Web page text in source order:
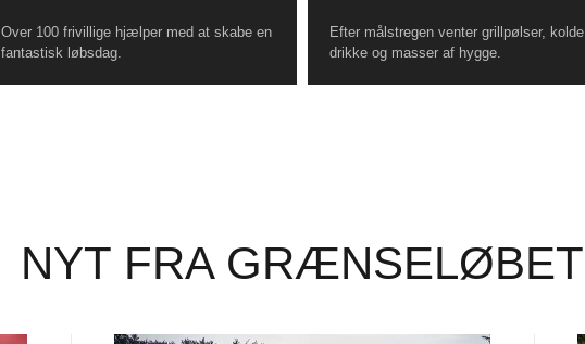
Over 100 frivillige hjælper med at skabe en
fantastisk løbsdag.
Efter målstregen venter grillpølser, kolde
drikke og masser af hygge.
NYT FRA GRÆNSELØBET